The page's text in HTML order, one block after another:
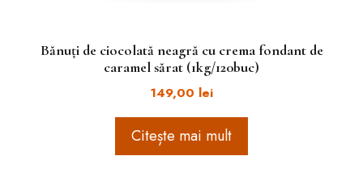
Bănuți de ciocolată neagră cu crema fondant de
caramel sărat (1kg/120buc)
149,00 lei
Citește mai mult